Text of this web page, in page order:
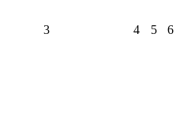
3 4 5 6